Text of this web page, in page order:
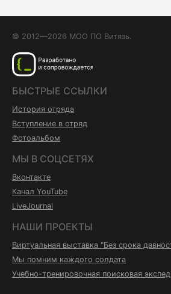
© 2012—2026 МОО ПО Витязь.
БЫСТРЫЕ ССЫЛКИ
История отряда
Вступление в отряд
Фотоальбом
МЫ В СОЦСЕТЯХ
Вконтакте
Канал YouTube
LiveJournal
НАШИ ПРОЕКТЫ
Виртуальная выставка "Без срока
Мы помним каждого солдата
Учебно-тренировочная поисковая